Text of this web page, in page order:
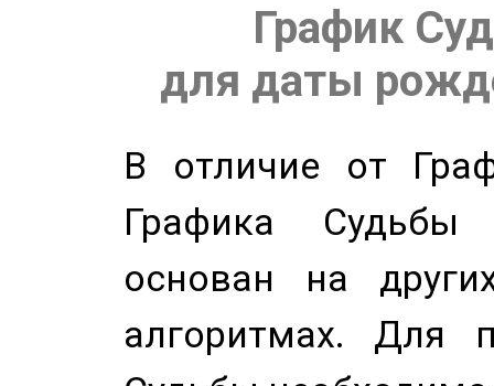
График
для даты
В отличие от
Графика
основан на
алгоритмах. Для